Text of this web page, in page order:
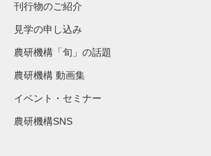
刊行物のご紹介
見学の申し込み
農研機構「旬」の話題
農研機構 動画集
イベント・セミナー
農研機構SNS